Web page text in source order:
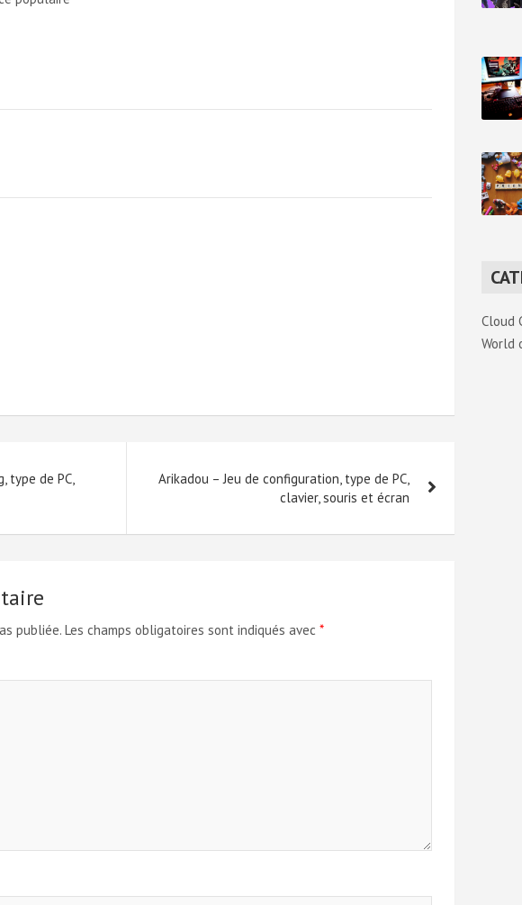
type de PC,
Arikadou – Jeu de configuration, type de PC,
clavier, souris et écran
publiée. Les champs obligatoires sont indiqués avec *
Cloud
World